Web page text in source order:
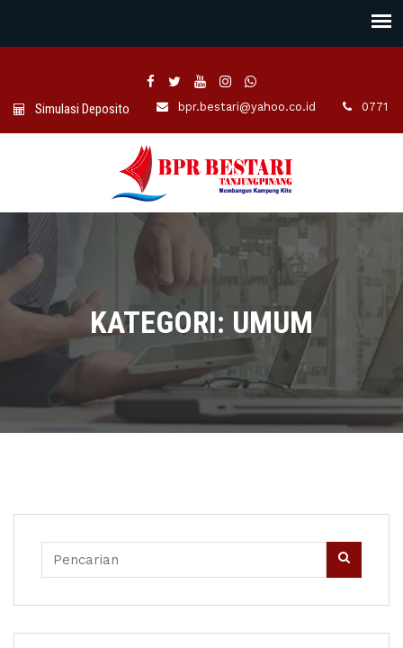
Simulasi Deposito bpr.bestari@yahoo.co.id 0771 -
KATEGORI: UMUM